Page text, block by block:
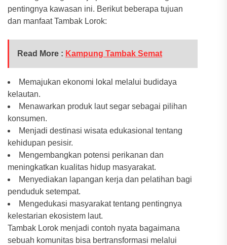
pentingnya kawasan ini. Berikut beberapa tujuan
dan manfaat Tambak Lorok:
Read More : Kampung Tambak Semat
Memajukan ekonomi lokal melalui budidaya
kelautan.
Menawarkan produk laut segar sebagai pilihan
konsumen.
Menjadi destinasi wisata edukasional tentang
kehidupan pesisir.
Mengembangkan potensi perikanan dan
meningkatkan kualitas hidup masyarakat.
Menyediakan lapangan kerja dan pelatihan bagi
penduduk setempat.
Mengedukasi masyarakat tentang pentingnya
kelestarian ekosistem laut.
Tambak Lorok menjadi contoh nyata bagaimana
sebuah komunitas bisa bertransformasi melalui